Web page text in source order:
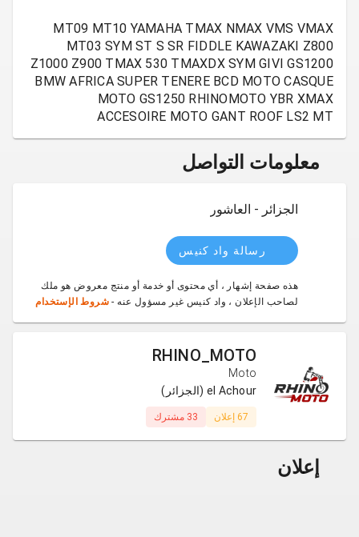
MT09 MT10 YAMAHA TMAX NMAX VMS VMAX
MT03 SYM ST S SR FIDDLE KAWAZAKI Z800
Z1000 Z900 TMAX 530 TMAXDX SYM GIVI GS1200
BMW AFRICA SUPER TENERE BCD MOTO CASQUE
MOTO GS1250 RHINOMOTO YBR XMAX
ACCESOIRE MOTO GANT ROOF LS2 MT
معلومات التواصل
الجزائر - العاشور
رسالة واد كنيس
هذه صفحة إشهار ، أي محتوى أو خدمة أو منتج معروض هو ملك
لصاحب الإعلان ، واد كنيس غير مسؤول عنه - شروط الإستخدام
RHINO_MOTO
Moto
el Achour (الجزائر)
67 إعلان 33 مشترك
إعلان